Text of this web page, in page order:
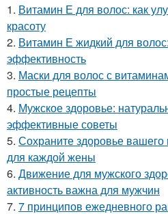
1. Витамин Е для волос: как
красоту
2. Витамин Е жидкий для
эффективность
3. Маски для волос с
простые рецепты
4. Мужское здоровье:
эффективные советы
5. Сохраните здоровье
для каждой жены
6. Движение для мужского
активность важна для мужчин
7. 7 принципов ежедневного